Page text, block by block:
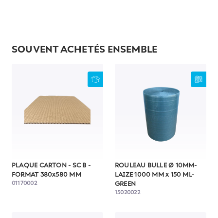
SOUVENT ACHETÉS ENSEMBLE
PLAQUE CARTON - SC B -
FORMAT 380x580 MM
01170002
ROULEAU BULLE Ø 10MM-
LAIZE 1000 MM x 150 ML-
GREEN
15020022